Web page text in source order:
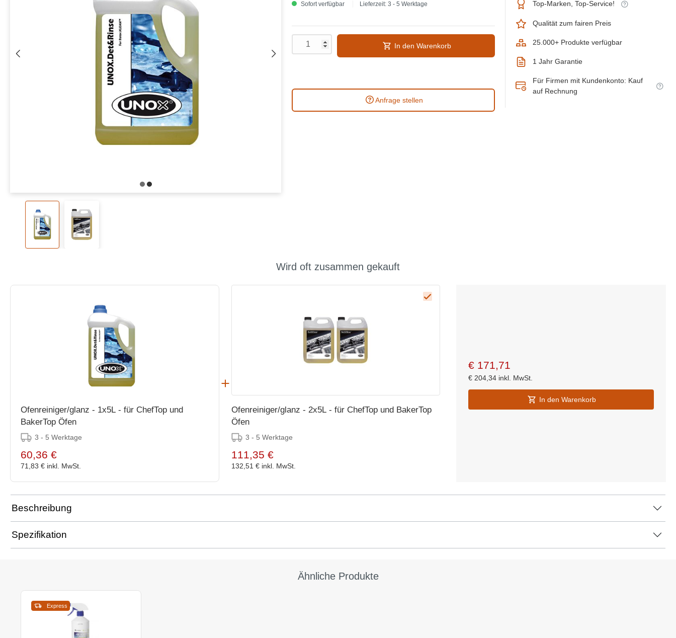
Sofort verfügbar Lieferzeit: 3 - 5 Werktage
In den Warenkorb
Anfrage stellen
Top-Marken, Top-Service!
Qualität zum fairen Preis
25.000+ Produkte verfügbar
1 Jahr Garantie
Für Firmen mit Kundenkonto: Kauf
auf Rechnung
Wird oft zusammen gekauft
Ofenreiniger/glanz - 1x5L - für ChefTop und
BakerTop Öfen
3 - 5 Werktage
60,36 €
71,83 € inkl. MwSt.
Ofenreiniger/glanz - 2x5L - für ChefTop und BakerTop
Öfen
3 - 5 Werktage
111,35 €
132,51 € inkl. MwSt.
€ 171,71
€ 204,34 inkl. MwSt.
In den Warenkorb
Beschreibung
Spezifikation
Ähnliche Produkte
Express